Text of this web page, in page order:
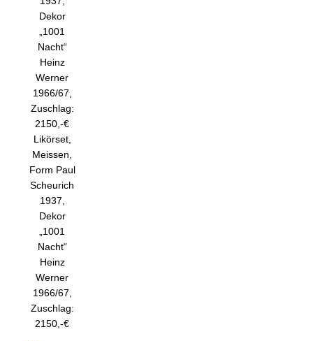
Likörset,
Meissen,
Form Paul
Scheurich
1937,
Dekor
„1001
Nacht“
Heinz
Werner
1966/67,
Zuschlag:
2150,-€